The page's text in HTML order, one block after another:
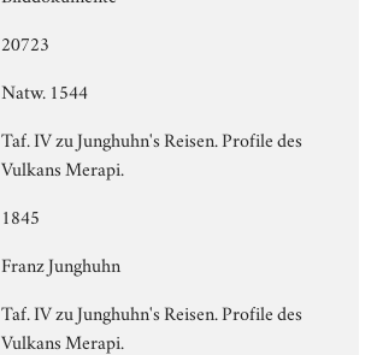
20723
Natw. 1544
Taf. IV zu Junghuhn's Reisen. Profile des
Vulkans Merapi.
1845
Franz Junghuhn
Taf. IV zu Junghuhn's Reisen. Profile des
Vulkans Merapi.